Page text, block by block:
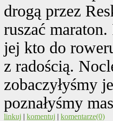
drogą przez
ruszać
jej kto do
z radością.
zobaczyłyśmy
poznałyśmy
linkuj | komentuj | komentarze(0)